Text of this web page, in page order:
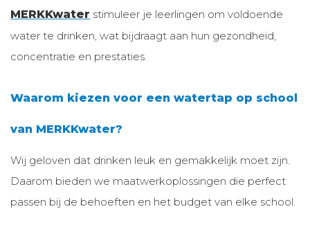
MERKKwater stimuleer je leerlingen om voldoende
water te drinken, wat bijdraagt aan hun gezondheid,
concentratie en prestaties.
Waarom kiezen voor een watertap op school
van MERKKwater?
Wij geloven dat drinken leuk en gemakkelijk moet zijn.
Daarom bieden we maatwerkoplossingen die perfect
passen bij de behoeften en het budget van elke school.